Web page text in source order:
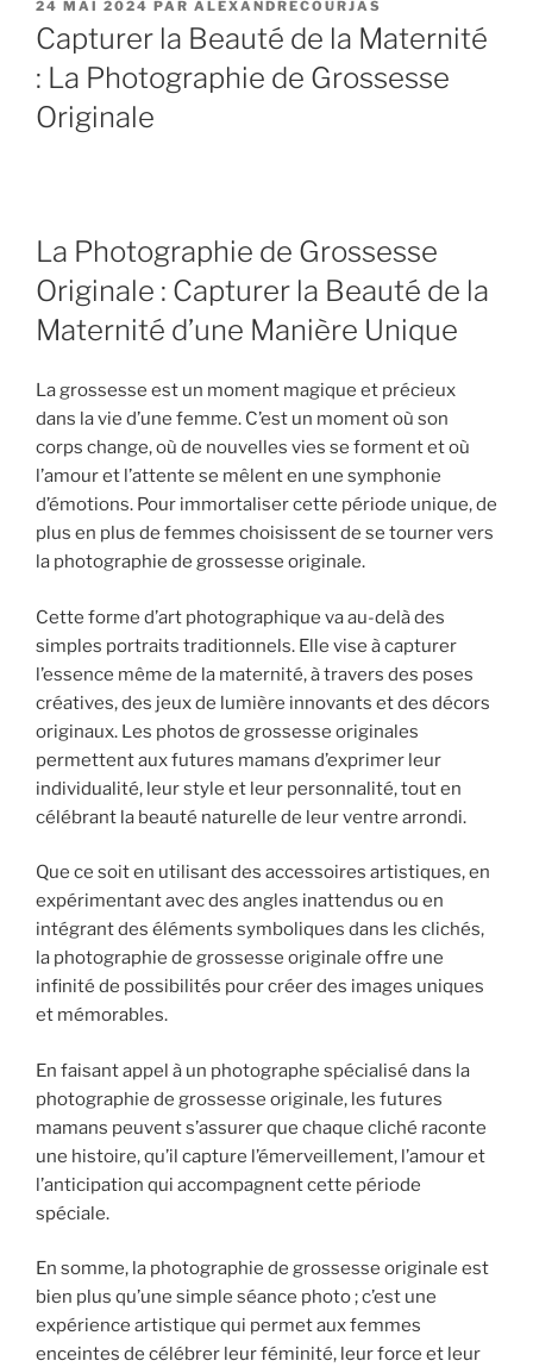
PUBLIÉ
LE
24 MAI 2024 PAR ALEXANDRECOURJAS
Capturer la Beauté de la Maternité
: La Photographie de Grossesse
Originale
La Photographie de Grossesse
Originale : Capturer la Beauté de la
Maternité d’une Manière Unique
La grossesse est un moment magique et précieux
dans la vie d’une femme. C’est un moment où son
corps change, où de nouvelles vies se forment et où
l’amour et l’attente se mêlent en une symphonie
d’émotions. Pour immortaliser cette période unique, de
plus en plus de femmes choisissent de se tourner vers
la photographie de grossesse originale.
Cette forme d’art photographique va au-delà des
simples portraits traditionnels. Elle vise à capturer
l’essence même de la maternité, à travers des poses
créatives, des jeux de lumière innovants et des décors
originaux. Les photos de grossesse originales
permettent aux futures mamans d’exprimer leur
individualité, leur style et leur personnalité, tout en
célébrant la beauté naturelle de leur ventre arrondi.
Que ce soit en utilisant des accessoires artistiques, en
expérimentant avec des angles inattendus ou en
intégrant des éléments symboliques dans les clichés,
la photographie de grossesse originale offre une
infinité de possibilités pour créer des images uniques
et mémorables.
En faisant appel à un photographe spécialisé dans la
photographie de grossesse originale, les futures
mamans peuvent s’assurer que chaque cliché raconte
une histoire, qu’il capture l’émerveillement, l’amour et
l’anticipation qui accompagnent cette période
spéciale.
En somme, la photographie de grossesse originale est
bien plus qu’une simple séance photo ; c’est une
expérience artistique qui permet aux femmes
enceintes de célébrer leur féminité, leur force et leur